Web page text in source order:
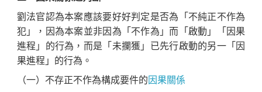
劉法官認為本案應該要好好判定是否為「不純正不作為
犯」，因為本案並非因為「不作為」而「啟動」「因果
進程」的行為，而是「未攔獲」已先行啟動的另一「因
果進程」的行為。
（一）不存正不作為構成要件的 因果關係